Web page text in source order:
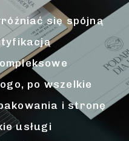
się spójną
po wszelkie
i stronę
usługi